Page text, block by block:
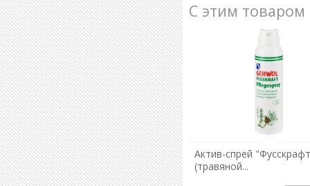
С этим
Подробнее
Актив-спрей
(травяной...